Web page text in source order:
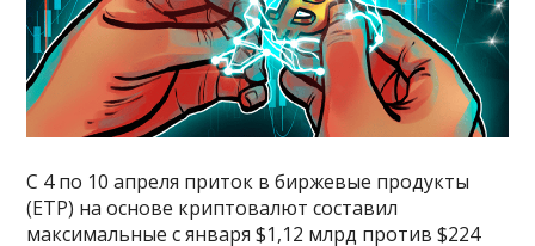
С 4 по 10 апреля приток в биржевые продукты
(ETP) на основе криптовалют составил
максимальные с января $1,12 млрд против $224